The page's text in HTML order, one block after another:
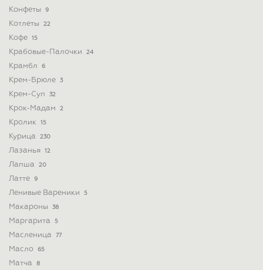
Конфеты 9
Котлеты 22
Кофе 15
Крабовые-Палочки 24
Крамбл 6
Крем-Брюле 3
Крем-Суп 32
Крок-Мадам 2
Кролик 15
Курица 230
Лазанья 12
Лапша 20
Латте 9
Ленивые Вареники 5
Макароны 38
Маргарита 5
Масленица 77
Масло 65
Матча 8